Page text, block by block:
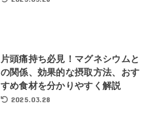
片頭痛持ち必見！マグネシウムと
の関係、効果的な摂取方法、おす
すめ食材を分かりやすく解説
2025.03.28